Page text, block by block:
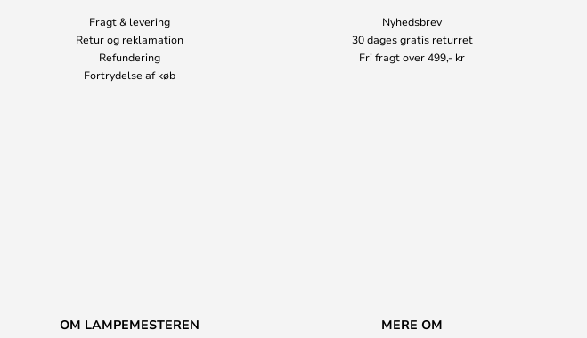
Fragt & levering
Retur og reklamation
Refundering
Fortrydelse af køb
Nyhedsbrev
30 dages gratis returret
Fri fragt over 499,- kr
OM LAMPEMESTEREN MERE OM